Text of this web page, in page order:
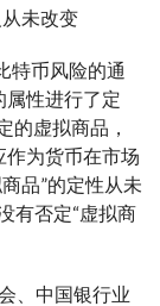
从未改变
特币风险的通
属性进行了定
的虚拟商品，
为货币在市场
品”的定性从未
有否定“虚拟商
、中国银行业